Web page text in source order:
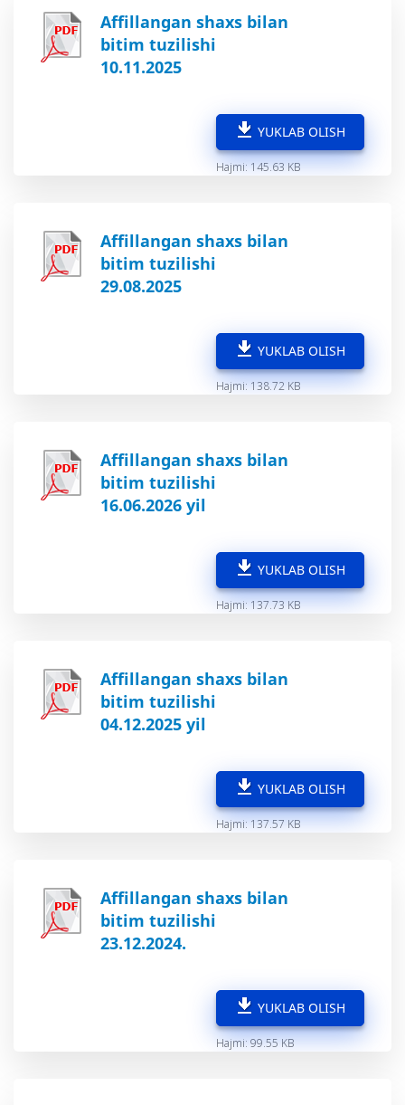
Affillangan shaxs bilan
bitim tuzilishi
10.11.2025
YUKLAB OLISH
Hajmi: 145.63 KB
Affillangan shaxs bilan
bitim tuzilishi
29.08.2025
YUKLAB OLISH
Hajmi: 138.72 KB
Affillangan shaxs bilan
bitim tuzilishi
16.06.2026 yil
YUKLAB OLISH
Hajmi: 137.73 KB
Affillangan shaxs bilan
bitim tuzilishi
04.12.2025 yil
YUKLAB OLISH
Hajmi: 137.57 KB
Affillangan shaxs bilan
bitim tuzilishi
23.12.2024.
YUKLAB OLISH
Hajmi: 99.55 KB